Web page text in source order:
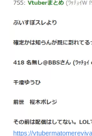
https://